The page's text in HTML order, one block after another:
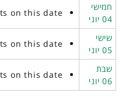
חמישי
04 יוני
on this date
שישי
05 יוני
on this date
שבת
06 יוני
on this date